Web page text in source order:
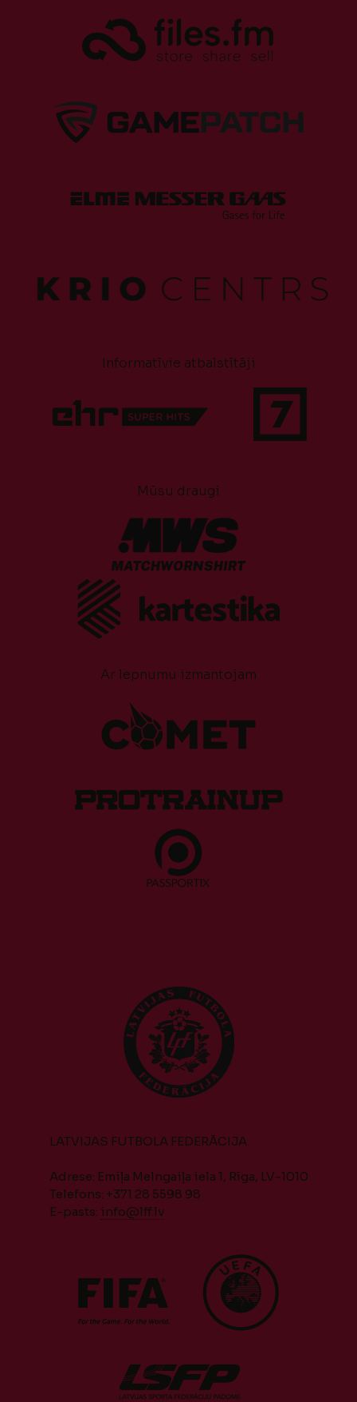
Informatīvie atbalstītāji
Mūsu draugi
Ar lepnumu izmantojam
LATVIJAS FUTBOLA FEDERĀCIJA
Adrese: Emiļa Melngaiļa iela 1, Rīga, LV-1010
Telefons: +371 28 5598 98
E-pasts: info@lff.lv